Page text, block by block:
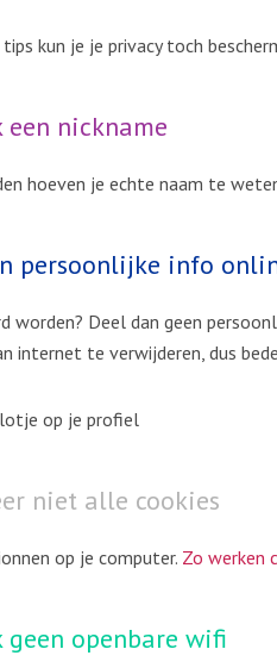
kun je je privacy toch
een nickname
hoeven je echte naam te
persoonlijke info
worden? Deel dan geen
internet te verwijderen, dus
op je profiel
niet alle cookies
op je computer. Zo werken
geen openbare wifi